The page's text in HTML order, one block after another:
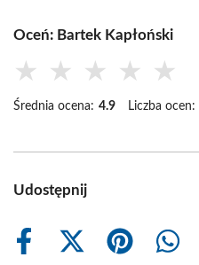
Oceń: Bartek Kapłoński
★ ★ ★ ★ ★
Średnia ocena: 4.9 Liczba ocen:
Udostępnij
Share
Share
Share
Share